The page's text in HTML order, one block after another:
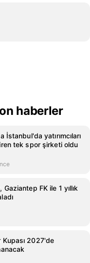
haberler
İstanbul'da yatırımcıları
tek spor şirketi oldu
FK ile 1 yıllık
2027'de